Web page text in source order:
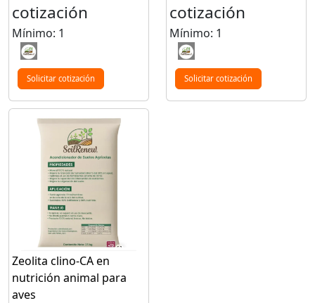
cotización
Mínimo: 1
Solicitar cotización
cotización
Mínimo: 1
Solicitar cotización
Zeolita clino-CA en
nutrición animal para
aves